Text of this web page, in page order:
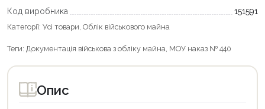
Код виробника
151591
Категорії: Усі товари Облік військового майна
Теги: Документація військова з обліку майна МОУ наказ № 440
Опис